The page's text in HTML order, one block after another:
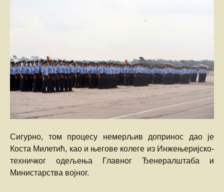
Сигурно, том процесу немерљив допринос дао је
Коста Милетић, као и његове колеге из Инжењеријско-
техничког одељења Главног Ђенералштаба и
Министарства војног.